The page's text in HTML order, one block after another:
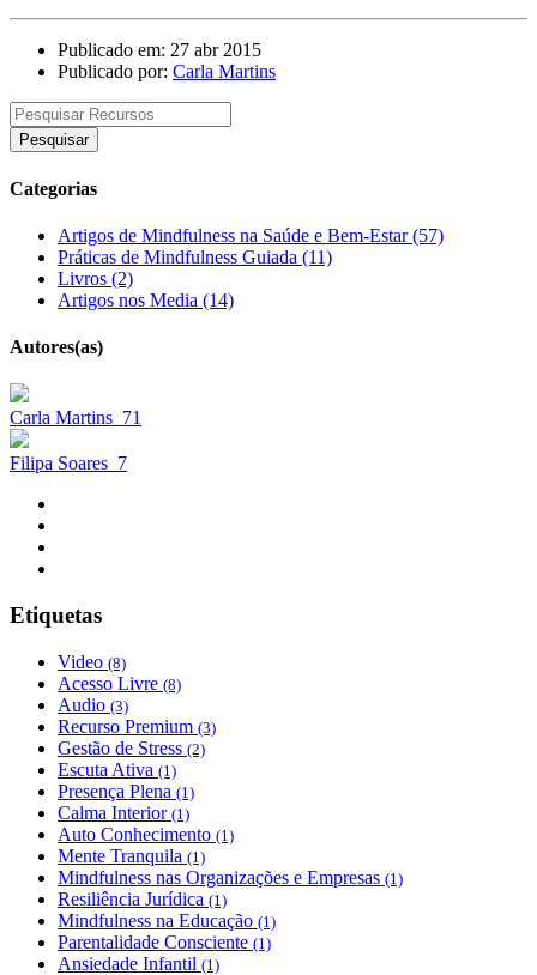
Publicado em: 27 abr 2015
Publicado por: Carla Martins
Pesquisar
Categorias
Artigos de Mindfulness na Saúde e Bem-Estar (57)
Práticas de Mindfulness Guiada (11)
Livros (2)
Artigos nos Media (14)
Autores(as)
Carla Martins 71
Filipa Soares 7
Etiquetas
Video (8)
Acesso Livre (8)
Audio (3)
Recurso Premium (3)
Gestão de Stress (2)
Escuta Ativa (1)
Presença Plena (1)
Calma Interior (1)
Auto Conhecimento (1)
Mente Tranquila (1)
Mindfulness nas Organizações e Empresas (1)
Resiliência Jurídica (1)
Mindfulness na Educação (1)
Parentalidade Consciente (1)
Ansiedade Infantil (1)